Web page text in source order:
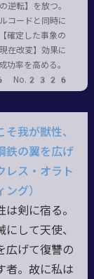
逆転】を放つ。
コードと同時に
確定した事象の
在改変】効果に
功率を高める。
No.2326
我が獣性、
鉄の翼を広げ
レス・オラト
ング）
は剣に宿る。
して天使、
広げて復讐の
者。故に私は